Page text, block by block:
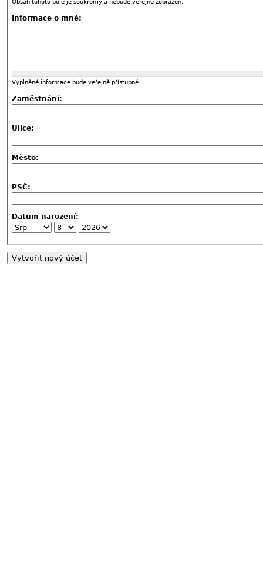
Obsah tohoto pole je soukromý a nebude veřejně zobrazen.
Informace o mně:
Vyplněné informace bude veřejně přístupné
Zaměstnání:
Ulice:
Město:
PSČ:
Datum narození: